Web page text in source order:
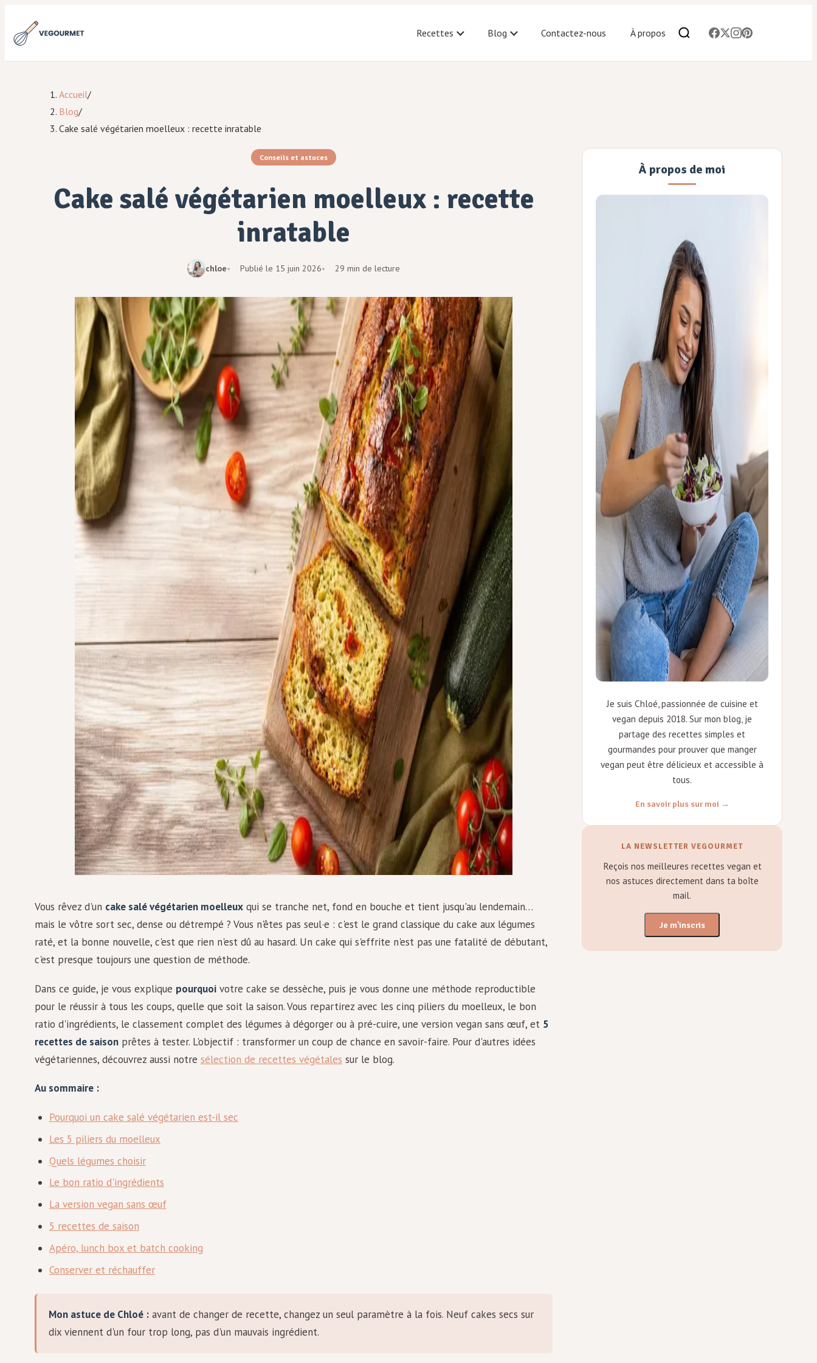
Recettes Blog Contactez-nous À propos
Accueil/
Blog/
Cake salé végétarien moelleux : recette inratable
Conseils et astuces
Cake salé végétarien moelleux : recette
inratable
chloe Publié le 15 juin 2026 29 min de lecture
Vous rêvez d'un cake salé végétarien moelleux qui se tranche net, fond en bouche et tient jusqu'au lendemain…
mais le vôtre sort sec, dense ou détrempé ? Vous n'êtes pas seul·e : c'est le grand classique du cake aux légumes
raté, et la bonne nouvelle, c'est que rien n'est dû au hasard. Un cake qui s'effrite n'est pas une fatalité de débutant,
c'est presque toujours une question de méthode.
Dans ce guide, je vous explique pourquoi votre cake se dessèche, puis je vous donne une méthode reproductible
pour le réussir à tous les coups, quelle que soit la saison. Vous repartirez avec les cinq piliers du moelleux, le bon
ratio d'ingrédients, le classement complet des légumes à dégorger ou à pré-cuire, une version vegan sans œuf, et 5
recettes de saison prêtes à tester. L'objectif : transformer un coup de chance en savoir-faire. Pour d'autres idées
végétariennes, découvrez aussi notre sélection de recettes végétales sur le blog.
Au sommaire :
Pourquoi un cake salé végétarien est-il sec
Les 5 piliers du moelleux
Quels légumes choisir
Le bon ratio d'ingrédients
La version vegan sans œuf
5 recettes de saison
Apéro, lunch box et batch cooking
Conserver et réchauffer
Mon astuce de Chloé : avant de changer de recette, changez un seul paramètre à la fois. Neuf cakes secs sur
dix viennent d'un four trop long, pas d'un mauvais ingrédient.
À propos de moi
Je suis Chloé, passionnée de cuisine et
vegan depuis 2018. Sur mon blog, je
partage des recettes simples et
gourmandes pour prouver que manger
vegan peut être délicieux et accessible à
tous.
En savoir plus sur moi →
LA NEWSLETTER VEGOURMET
Reçois nos meilleures recettes vegan et
nos astuces directement dans ta boîte
mail.
Je m'inscris